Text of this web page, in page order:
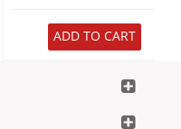
ADD TO CART